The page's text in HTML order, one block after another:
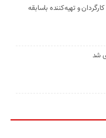
و تهیه‌کننده باسابقه
شد